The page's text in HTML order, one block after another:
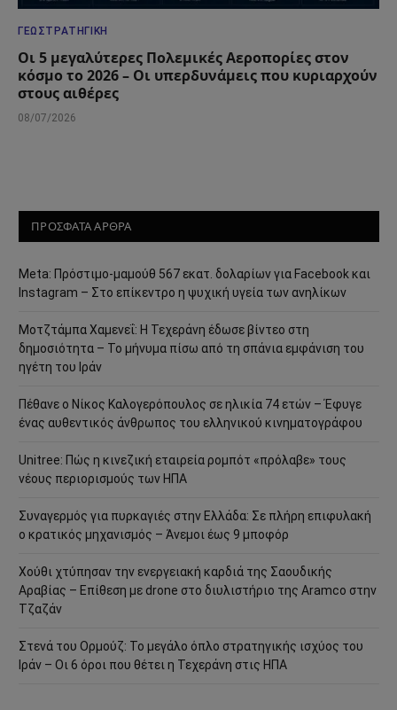
ΓΕΩΣΤΡΑΤΗΓΙΚΉ
Οι 5 μεγαλύτερες Πολεμικές Αεροπορίες στον
κόσμο το 2026 – Οι υπερδυνάμεις που κυριαρχούν
στους αιθέρες
08/07/2026
ΠΡΟΣΦΑΤΑ ΑΡΘΡΑ
Meta: Πρόστιμο-μαμούθ 567 εκατ. δολαρίων για Facebook και
Instagram – Στο επίκεντρο η ψυχική υγεία των ανηλίκων
Μοτζτάμπα Χαμενεΐ: Η Τεχεράνη έδωσε βίντεο στη
δημοσιότητα – Το μήνυμα πίσω από τη σπάνια εμφάνιση του
ηγέτη του Ιράν
Πέθανε ο Νίκος Καλογερόπουλος σε ηλικία 74 ετών – Έφυγε
ένας αυθεντικός άνθρωπος του ελληνικού κινηματογράφου
Unitree: Πώς η κινεζική εταιρεία ρομπότ «πρόλαβε» τους
νέους περιορισμούς των ΗΠΑ
Συναγερμός για πυρκαγιές στην Ελλάδα: Σε πλήρη επιφυλακή
ο κρατικός μηχανισμός – Άνεμοι έως 9 μποφόρ
Χούθι χτύπησαν την ενεργειακή καρδιά της Σαουδικής
Αραβίας – Επίθεση με drone στο διυλιστήριο της Aramco στην
Τζαζάν
Στενά του Ορμούζ: Το μεγάλο όπλο στρατηγικής ισχύος του
Ιράν – Οι 6 όροι που θέτει η Τεχεράνη στις ΗΠΑ